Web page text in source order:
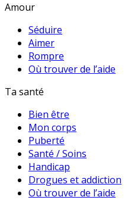
Amour
Séduire
Aimer
Rompre
Où trouver de l’aide
Ta santé
Bien être
Mon corps
Puberté
Santé / Soins
Handicap
Drogues et addiction
Où trouver de l’aide